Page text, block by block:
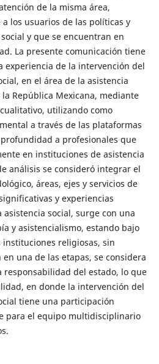
de la misma área,
los usuarios de las políticas y
y que se encuentran en
La presente comunicación tiene
experiencia de la intervención del
en el área de la asistencia
República Mexicana, mediante
utilizando como
a través de las plataformas
a profesionales que
en instituciones de asistencia
análisis se consideró integrar el
áreas, ejes y servicios de
y experiencias
asistencia social, surge con una
y asistencialismo, estando bajo
religiosas, sin
una de las etapas, se considera
responsabilidad del estado, lo que
en donde la intervención del
tiene una participación
para el equipo multidisciplinario